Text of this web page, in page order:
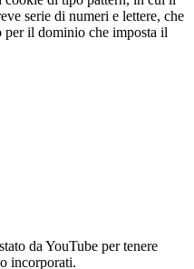
serie di numeri e lettere, che
il dominio che imposta il
da YouTube per tenere
incorporati.